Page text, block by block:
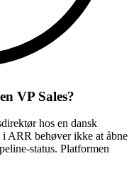
VP Sales?
hos en dansk
ARR behøver ikke at åbne
status. Platformen